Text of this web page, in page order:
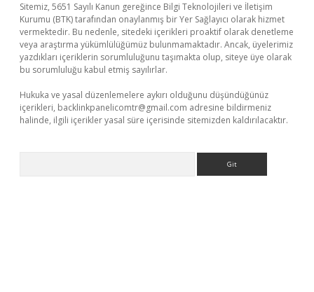
Sitemiz, 5651 Sayılı Kanun gereğince Bilgi Teknolojileri ve İletişim
Kurumu (BTK) tarafından onaylanmış bir Yer Sağlayıcı olarak hizmet
vermektedir. Bu nedenle, sitedeki içerikleri proaktif olarak denetleme
veya araştırma yükümlülüğümüz bulunmamaktadır. Ancak, üyelerimiz
yazdıkları içeriklerin sorumluluğunu taşımakta olup, siteye üye olarak
bu sorumluluğu kabul etmiş sayılırlar.
Hukuka ve yasal düzenlemelere aykırı olduğunu düşündüğünüz
içerikleri, backlinkpanelicomtr@gmail.com adresine bildirmeniz
halinde, ilgili içerikler yasal süre içerisinde sitemizden kaldırılacaktır.